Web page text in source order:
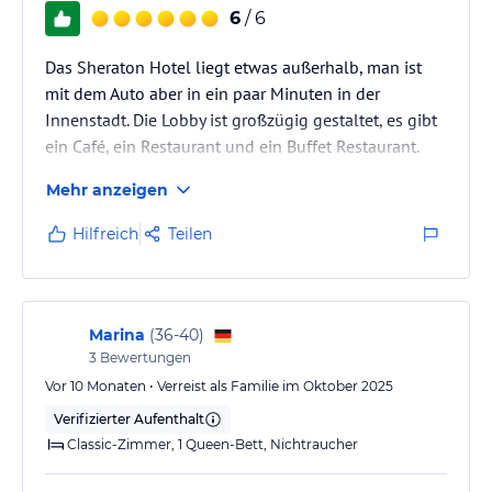
Hinweis: Verfasst von HolidayCheck mit Hilfe von KI. Alle
Angaben ohne Gewähr. Bitte lies vor der Buchung die
6 / 6
Das Sheraton Hotel liegt etwas außerhalb, man ist
mit dem Auto aber in ein paar Minuten in der
Innenstadt. Die Lobby ist großzügig gestaltet, es gibt
ein Café, ein Restaurant und ein Buffet Restaurant.
Mehr anzeigen
Hilfreich Teilen
Marina (36-40)
3 Bewertungen
Vor 10 Monaten • Verreist als Familie im Oktober 2025
Verifizierter Aufenthalt
Classic-Zimmer, 1 Queen-Bett, Nichtraucher